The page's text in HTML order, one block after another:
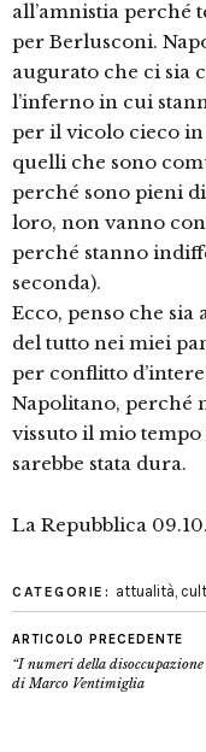
all’amnistia perché
per Berlusconi.
augurato che ci sia
l’inferno in cui
per il vicolo cieco
quelli che sono
perché sono pieni
loro, non vanno
perché stanno
seconda).
Ecco, penso che
del tutto nei miei
per conflitto
Napolitano, perché
vissuto il mio
sarebbe stata dura.
La Repubblica
CATEGORIE: attualità,
ARTICOLO PRECEDENTE
“I numeri della disoccupazione
di Marco Ventimiglia